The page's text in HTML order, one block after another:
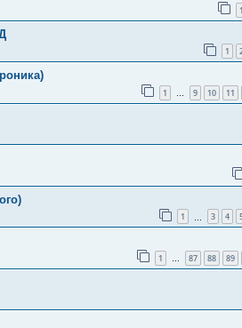
1
1
1 … 9 10 11
1 3 4
1 … 87 88 89